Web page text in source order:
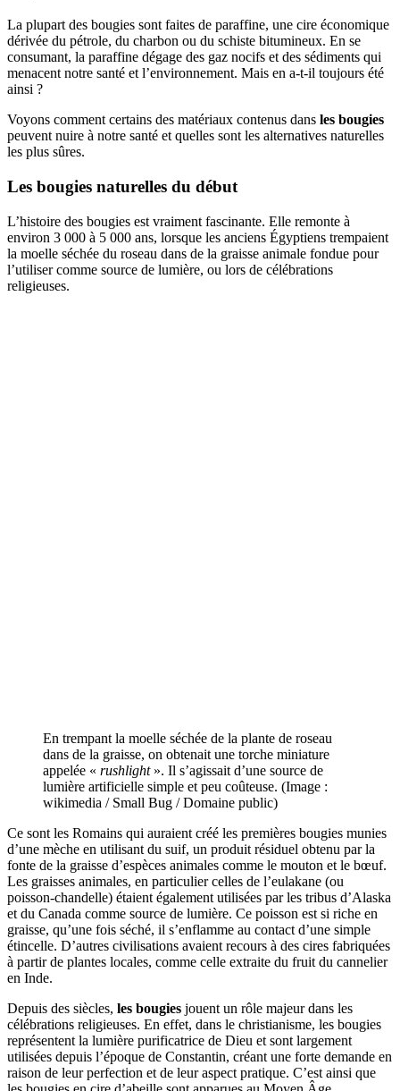
La plupart des bougies sont faites de paraffine, une cire économique
dérivée du pétrole, du charbon ou du schiste bitumineux. En se
consumant, la paraffine dégage des gaz nocifs et des sédiments qui
menacent notre santé et l’environnement. Mais en a-t-il toujours été
ainsi ?
Voyons comment certains des matériaux contenus dans les bougies
peuvent nuire à notre santé et quelles sont les alternatives naturelles
les plus sûres.
Les bougies naturelles du début
L’histoire des bougies est vraiment fascinante. Elle remonte à
environ 3 000 à 5 000 ans, lorsque les anciens Égyptiens trempaient
la moelle séchée du roseau dans de la graisse animale fondue pour
l’utiliser comme source de lumière, ou lors de célébrations
religieuses.
En trempant la moelle séchée de la plante de roseau
dans de la graisse, on obtenait une torche miniature
appelée « rushlight ». Il s’agissait d’une source de
lumière artificielle simple et peu coûteuse. (Image :
wikimedia / Small Bug / Domaine public)
Ce sont les Romains qui auraient créé les premières bougies munies
d’une mèche en utilisant du suif, un produit résiduel obtenu par la
fonte de la graisse d’espèces animales comme le mouton et le bœuf.
Les graisses animales, en particulier celles de l’eulakane (ou
poisson-chandelle) étaient également utilisées par les tribus d’Alaska
et du Canada comme source de lumière. Ce poisson est si riche en
graisse, qu’une fois séché, il s’enflamme au contact d’une simple
étincelle. D’autres civilisations avaient recours à des cires fabriquées
à partir de plantes locales, comme celle extraite du fruit du cannelier
en Inde.
Depuis des siècles, les bougies jouent un rôle majeur dans les
célébrations religieuses. En effet, dans le christianisme, les bougies
représentent la lumière purificatrice de Dieu et sont largement
utilisées depuis l’époque de Constantin, créant une forte demande en
raison de leur perfection et de leur aspect pratique. C’est ainsi que